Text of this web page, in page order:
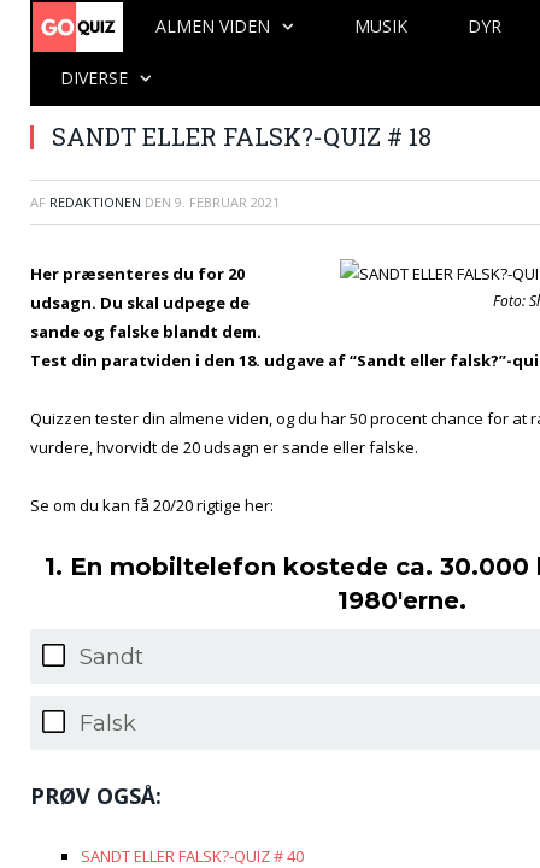
ALMEN VIDEN MUSIK DYR
DIVERSE
SANDT ELLER FALSK?-QUIZ # 18
AF REDAKTIONEN DEN 9. FEBRUAR 2021
Foto:
Her præsenteres du for 20
udsagn. Du skal udpege de
sande og falske blandt dem.
Test din paratviden i den 18. udgave af “Sandt eller falsk?”-
Quizzen tester din almene viden, og du har 50 procent chance for at
vurdere, hvorvidt de 20 udsagn er sande eller falske.
Se om du kan få 20/20 rigtige her:
1. En mobiltelefon kostede ca.
1980'erne.
Sandt
Falsk
PRØV OGSÅ:
SANDT ELLER FALSK?-QUIZ # 40